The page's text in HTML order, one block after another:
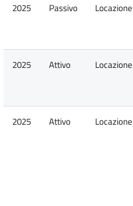
2025 Passivo Locazione
2025 Attivo Locazione
2025 Attivo Locazione